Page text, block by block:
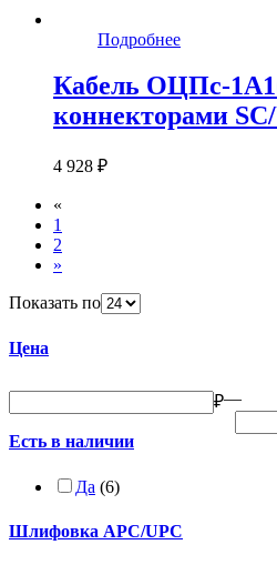
Подробнее
Кабель ОЦПс-
коннекторами
4 928 ₽
«
1
2
»
Показать по
Цена
₽—
Есть в наличии
Да (6)
Шлифовка APC/UPC